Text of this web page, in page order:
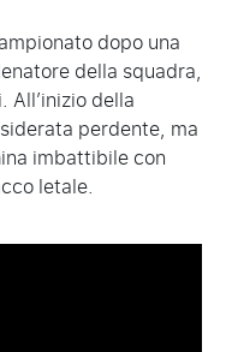
dopo una
della squadra,
della
perdente, ma
imbattibile con
letale.